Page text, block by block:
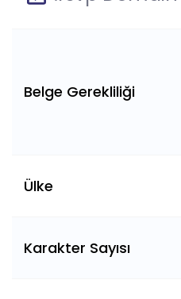
Belge Gerekliliği
Ülke
Karakter Sayısı